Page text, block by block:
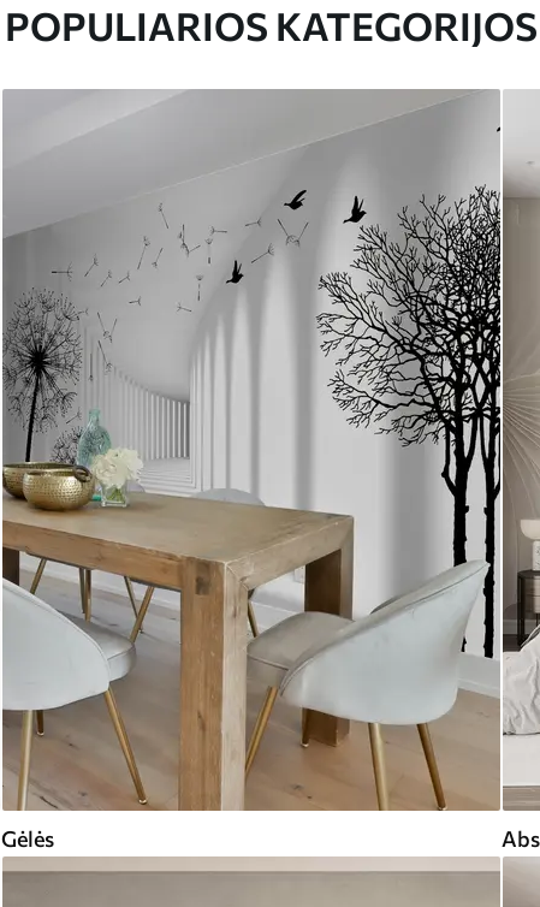
POPULIARIOS KATEGORIJOS
Gėlės